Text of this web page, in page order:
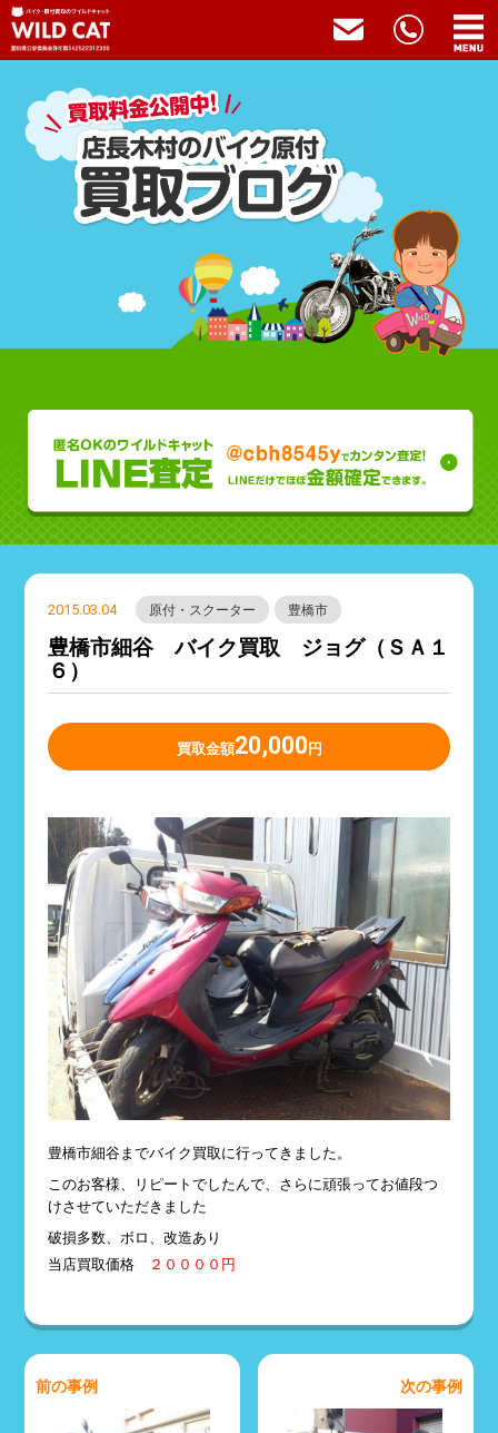
2015.03.04 原付・スクーター 豊橋市
豊橋市細谷 バイク買取 ジョグ（ＳＡ１
６）
買取金額20,000 円
豊橋市細谷までバイク買取に行ってきました。
このお客様、リピートでしたんで、さらに頑張ってお値段つ
けさせていただきました
破損多数、ボロ、改造あり
当店買取価格
２００００円
前の事例 次の事例